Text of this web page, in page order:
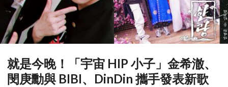
就是今晚！「宇宙 HIP 小子」金希澈、
閔庚勳與 BIBI、DinDin 攜手發表新歌